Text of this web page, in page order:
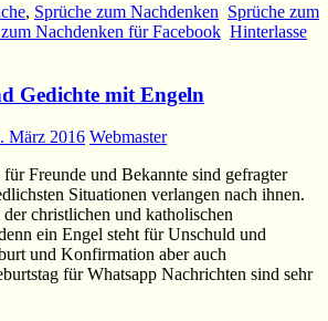
, Sprüche zum Nachdenken Sprüche zum
Nachdenken für Facebook Hinterlasse
Gedichte mit Engeln
März 2016 Webmaster
für Freunde und Bekannte sind gefragter
Situationen verlangen nach ihnen.
christlichen und katholischen
ein Engel steht für Unschuld und
und Konfirmation aber auch
für Whatsapp Nachrichten sind sehr